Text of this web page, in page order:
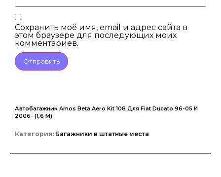
Сохранить моё имя, email и адрес сайта в
этом браузере для последующих моих
комментариев.
Автобагажник Amos Beta Aero Kit 108 Для Fiat Ducato 96-05 И
2006- (1,6 М)
Категория: Багажники в штатные места